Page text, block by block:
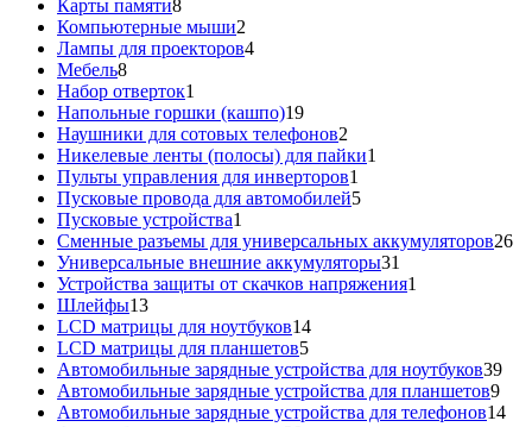
Карты памяти88
товаров
Компьютерные мыши2
товара
Лампы для проекторов44
Мебель88
товаров
Набор отверток1
товар
Напольные горшки (кашпо)1919
товаров
Наушники для сотовых телефонов2
товара
Никелевые ленты (полосы) для пайки1
Пульты управления для инверторов1
товар
Пусковые провода для автомобилей55
Пусковые устройства1
товар
Сменные разъемы для универсальных аккумуляторов2626
Универсальные внешние аккумуляторы31
товар
Устройства защиты от скачков напряжения1
Шлейфы1313
товаров
LCD матрицы для ноутбуков1414
LCD матрицы для планшетов55
товаров
Автомобильные зарядные устройства для ноутбуков3939
Автомобильные зарядные устройства для планшетов99
Автомобильные зарядные устройства для телефонов1414